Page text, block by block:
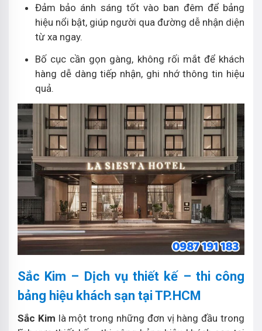
Đảm bảo ánh sáng tốt vào ban đêm để bảng
hiệu nổi bật, giúp người qua đường dễ nhận diện
từ xa ngay.
Bố cục cần gọn gàng, không rối mắt để khách
hàng dễ dàng tiếp nhận, ghi nhớ thông tin hiệu
quả.
Sắc Kim – Dịch vụ thiết kế – thi công
bảng hiệu khách sạn tại TP.HCM
Sắc Kim là một trong những đơn vị hàng đầu trong